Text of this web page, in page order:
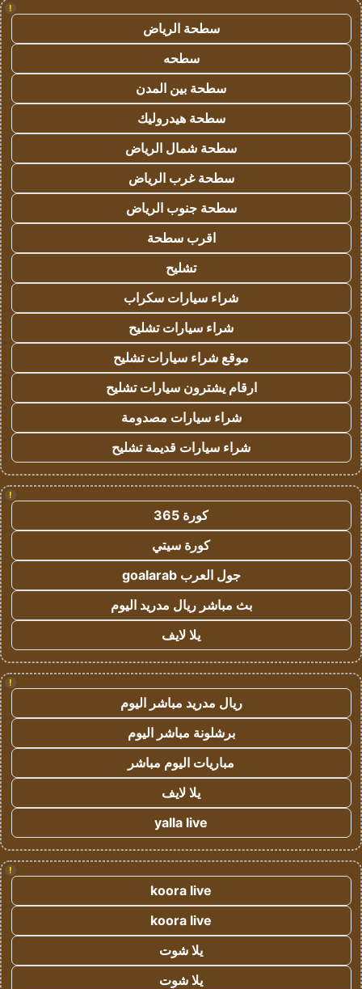
!
سطحة الرياض
سطحه
سطحة بين المدن
سطحة هيدروليك
سطحة شمال الرياض
سطحة غرب الرياض
سطحة جنوب الرياض
اقرب سطحة
تشليح
شراء سيارات سكراب
شراء سيارات تشليح
موقع شراء سيارات تشليح
ارقام يشترون سيارات تشليح
شراء سيارات مصدومة
شراء سيارات قديمة تشليح
!
كورة 365
كورة سيتي
جول العرب goalarab
بث مباشر ريال مدريد اليوم
يلا لايف
!
ريال مدريد مباشر اليوم
برشلونة مباشر اليوم
مباريات اليوم مباشر
يلا لايف
yalla live
!
koora live
koora live
يلا شوت
يلا شوت